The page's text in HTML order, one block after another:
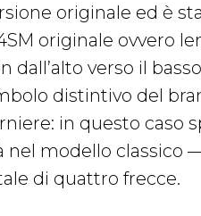
originale ed è
originale ovvero
dall’alto verso il
distintivo del
in questo caso
nel modello classico
di quattro frecce.